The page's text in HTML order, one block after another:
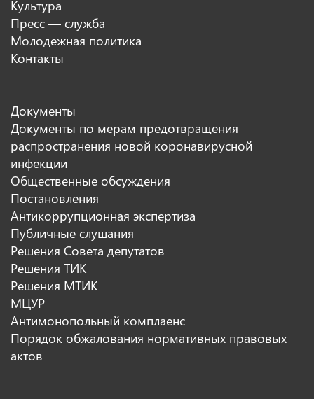
Культура
Пресс — служба
Молодежная политика
Контакты
Документы
Документы по мерам предотвращения
распространения новой коронавирусной
инфекции
Общественные обсуждения
Постановления
Антикоррупционная экспертиза
Публичные слушания
Решения Совета депутатов
Решения ТИК
Решения МТИК
МЦУР
Антимонопольный комплаенс
Порядок обжалования нормативных правовых
актов